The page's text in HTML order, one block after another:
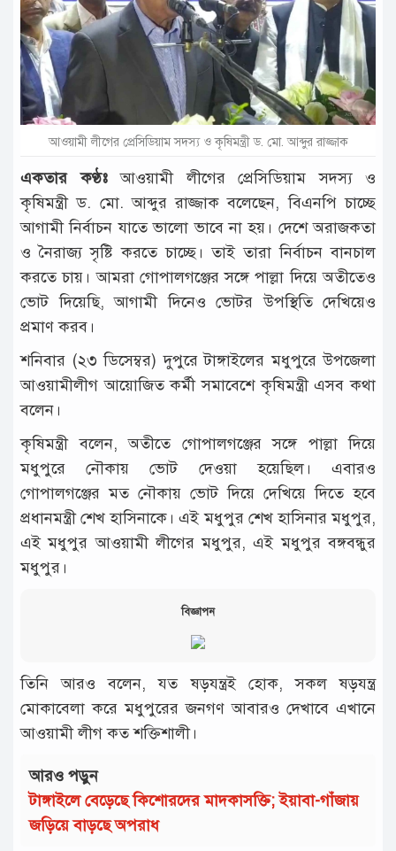
টাঙ্গাইল
আন্তর্জাতিক
রাজনীতি
অপরাধ
বিনোদন
খেলাধুলা
চাকরি
লাইফ
স্টাইল
অন্যান্য
আওয়ামী লীগের প্রেসিডিয়াম সদস্য ও কৃষিমন্ত্রী ড. মো. আব্দুর রাজ্জাক
একতার কণ্ঠঃআওয়ামী লীগের প্রেসিডিয়াম সদস্য ও
কৃষিমন্ত্রী ড. মো. আব্দুর রাজ্জাক বলেছেন, বিএন‌পি চাচ্ছে
আগামী নির্বাচন যাতে ভালো ভাবে না হয়। দেশে অরাজকতা
ও নৈরাজ্য সৃষ্টি করতে চাচ্ছে। তাই তারা নির্বাচন বানচাল
করতে চায়। আমরা গোপালগঞ্জের সঙ্গে পাল্লা দিয়ে অতীতেও
ভোট দিয়েছি, আগামী দিনেও ভোটর উপস্থিতি দেখিয়েও
প্রমাণ করব।
শনিবার (২৩ ডি‌সেম্বর) দুপুরে টাঙ্গাইলের মধুপুরে উপজেলা
আওয়ামীলী‌গ আয়োজিত কর্মী সমাবেশে কৃ‌ষিমন্ত্রী এসব কথা
বলেন।
কৃষিমন্ত্রী ব‌লেন, অতী‌তে গোপালগ‌ঞ্জের সঙ্গে পাল্লা দি‌য়ে
মধুপু‌রে নৌকায় ভোট দেওয়া হ‌য়ে‌ছিল। এবারও
গোপালগঞ্জের মত নৌকায় ভোট দি‌য়ে দে‌খি‌য়ে দি‌তে হ‌বে
প্রধানমন্ত্রী শেখ হা‌সিনা‌কে। এই মধুপুর শেখ হাসিনার মধুপুর,
এই মধুপুর আওয়ামী লীগের মধুপুর, এই মধুপুর বঙ্গবন্ধুর
মধুপুর।
বিজ্ঞাপন
তিনি আরও বলেন, যত ষড়যন্ত্রই হোক, সকল ষড়যন্ত্র
মোকাবেলা করে মধুপুরের জনগণ আবারও দেখাবে এখানে
আওয়ামী লীগ কত শক্তিশালী।
আরও পড়ুন
টাঙ্গাইলে বেড়েছে কিশোরদের মাদকাসক্তি; ইয়াবা-গাঁজায়
জড়িয়ে বাড়ছে অপরাধ